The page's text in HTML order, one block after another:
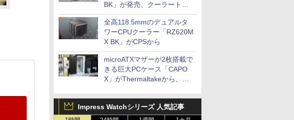
BK」が発売、クーラートッ
プに5インチ液晶搭載
全高118.5mmのデュアルタ
ワーCPUクーラー「RZ620M
X BK」がCPSから
microATXマザーが2枚搭載で
きる巨大PCケース「CAPO
X」がThermaltakeから、カ
Impress Watchシリーズ 人気記事